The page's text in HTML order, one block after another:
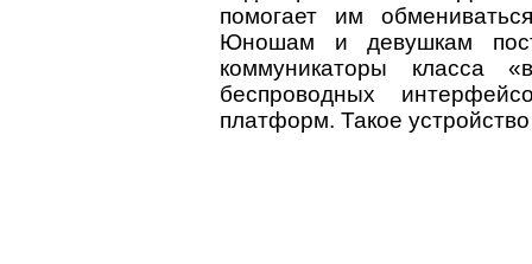
помогает им
Юношам и девушкам
коммуникаторы
беспроводных
платформ. Такое